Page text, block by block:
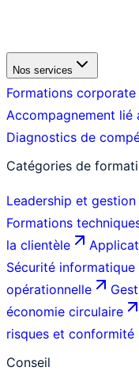
Nos services
Formations corporate
Accompagnement lié
Diagnostics de
Catégories de
Leadership et gestion
Formations
la clientèle
Sécurité informatique
opérationnelle
économie circulaire
risques et conformité
Conseil